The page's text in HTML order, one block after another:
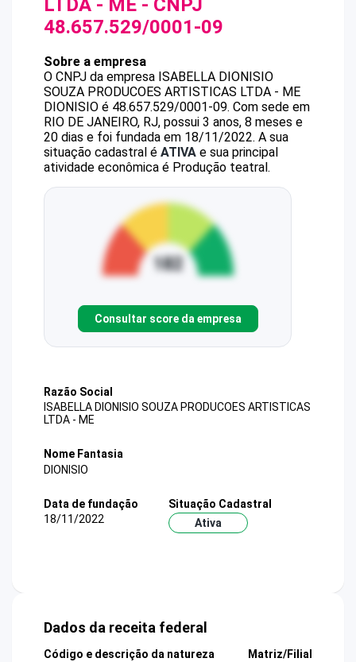
LTDA - ME - CNPJ
48.657.529/0001-09
Sobre a empresa
O CNPJ da empresa ISABELLA DIONISIO
SOUZA PRODUCOES ARTISTICAS LTDA - ME
DIONISIO é 48.657.529/0001-09. Com sede em
RIO DE JANEIRO, RJ, possui 3 anos, 8 meses e
20 dias e foi fundada em 18/11/2022. A sua
situação cadastral é ATIVA e sua principal
atividade econômica é Produção teatral.
Consultar score da empresa
Razão Social
ISABELLA DIONISIO SOUZA PRODUCOES ARTISTICAS
LTDA - ME
Nome Fantasia
DIONISIO
Data de fundação
18/11/2022
Situação Cadastral
Ativa
Dados da receita federal
Código e descrição da natureza
Matriz/Filial